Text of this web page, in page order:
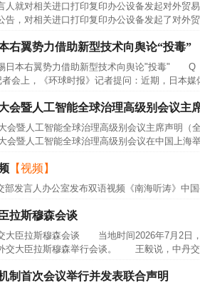
就对相关进口打印复印办公设备发起对外
告，对相关进口打印复印办公设备发起了对外
右翼势力借助新型技术向舆论“投毒”
本右翼势力借助新型技术向舆论"投毒"
会上，《环球时报》记者提问：近期，日本
会暨人工智能全球治理高级别会议主
会暨人工智能全球治理高级别会议主席声明
会暨人工智能全球治理高级别会议在中国上海
【视频】
言人办公室发布双语视频《南海听涛》中国
拉斯穆森会谈
臣拉斯穆森会谈 当地时间2026年7月2日，
交大臣拉斯穆森举行会谈。 王毅说，中丹
制首次会议举行并发表联合声明
药下症？